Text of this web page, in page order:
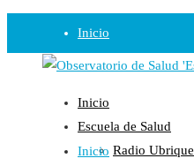
Inicio
Observatorio
Opinión
Radio
Inicio
Escuela de Salud
Radio Ubrique
Inicio